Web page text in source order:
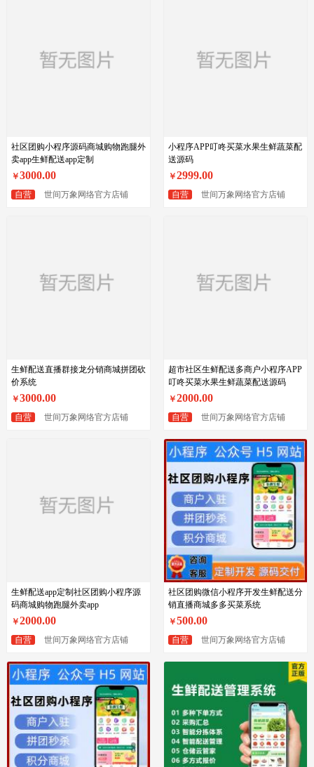
社区团购小程序源码商城购物跑腿外
卖app生鲜配送app定制
￥3000.00
自营 世间万象网络官方店铺
小程序APP叮咚买菜水果生鲜蔬菜配
送源码
￥2999.00
自营 世间万象网络官方店铺
生鲜配送直播群接龙分销商城拼团砍
价系统
￥3000.00
自营 世间万象网络官方店铺
超市社区生鲜配送多商户小程序APP
叮咚买菜水果生鲜蔬菜配送源码
￥2000.00
自营 世间万象网络官方店铺
生鲜配送app定制社区团购小程序源
码商城购物跑腿外卖app
￥2000.00
自营 世间万象网络官方店铺
社区团购微信小程序开发生鲜配送分
销直播商城多多买菜系统
￥500.00
自营 世间万象网络官方店铺